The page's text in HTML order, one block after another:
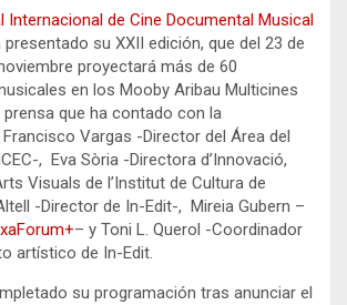
Internacional de Cine Documental Musical
presentado su XXII edición, que del 23 de
proyectará más de 60
en los Mooby Aribau Multicines
prensa que ha contado con la
Vargas -Director del Área del
, Eva Sòria -Directora d’Innovació,
Visuals de l’Institut de Cultura de
-Director de In-Edit-, Mireia Gubern –
– y Toni L. Querol -Coordinador
artístico de In-Edit.
su programación tras anunciar el